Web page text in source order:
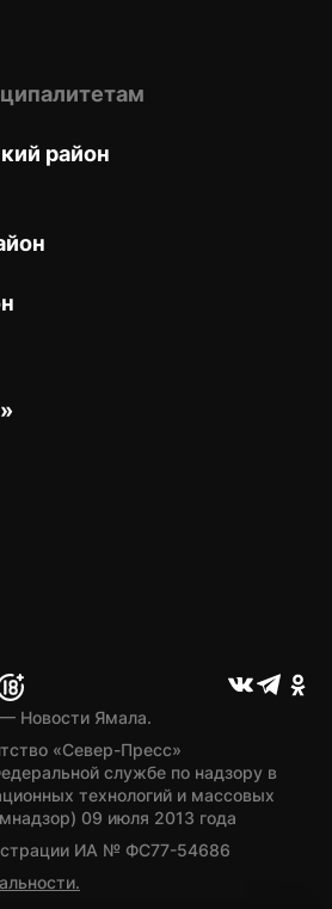
район
Новости Ямала.
«Север-Пресс»
службе по надзору в
технологий и массовых
09 июля 2013 года
ИА № ФС77-54686